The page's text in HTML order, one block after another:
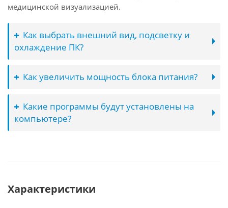
медицинской визуализацией.
Как выбрать внешний вид, подсветку и
охлаждение ПК?
Как увеличить мощность блока питания?
Какие программы будут установлены на
компьютере?
Характеристики